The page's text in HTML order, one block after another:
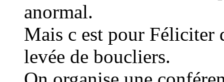
anormal.
Mais c est pour Féliciter
levée de boucliers.